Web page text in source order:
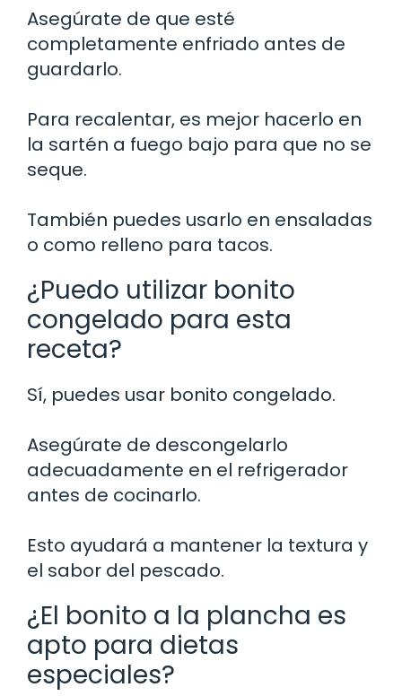
Asegúrate de que esté
completamente enfriado antes de
guardarlo.
Para recalentar, es mejor hacerlo en
la sartén a fuego bajo para que no se
seque.
También puedes usarlo en ensaladas
o como relleno para tacos.
¿Puedo utilizar bonito
congelado para esta
receta?
Sí, puedes usar bonito congelado.
Asegúrate de descongelarlo
adecuadamente en el refrigerador
antes de cocinarlo.
Esto ayudará a mantener la textura y
el sabor del pescado.
¿El bonito a la plancha es
apto para dietas
especiales?